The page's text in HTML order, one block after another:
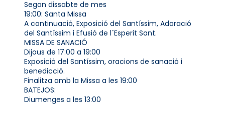
Segon dissabte de mes
19:00: Santa Missa
A continuació, Exposició del Santíssim, Adoració
del Santíssim i Efusió de l´Esperit Sant.
MISSA DE SANACIÓ
Dijous de 17:00 a 19:00
Exposició del Santíssim, oracions de sanació i
benedicció.
Finalitza amb la Missa a les 19:00
BATEJOS:
Diumenges a les 13:00